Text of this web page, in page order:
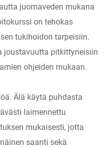
juomaveden mukana
on tehokas
tukihoidon tarpeisiin.
joustavuutta pitkittyneisiin
ohjeiden mukaan.
Älä käytä puhdasta
laimennettu
mukaisesti, jotta
saanti sekä